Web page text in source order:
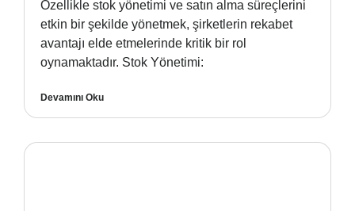
Özellikle stok yönetimi ve satın alma süreçlerini
etkin bir şekilde yönetmek, şirketlerin rekabet
avantajı elde etmelerinde kritik bir rol
oynamaktadır. Stok Yönetimi:
Devamını Oku